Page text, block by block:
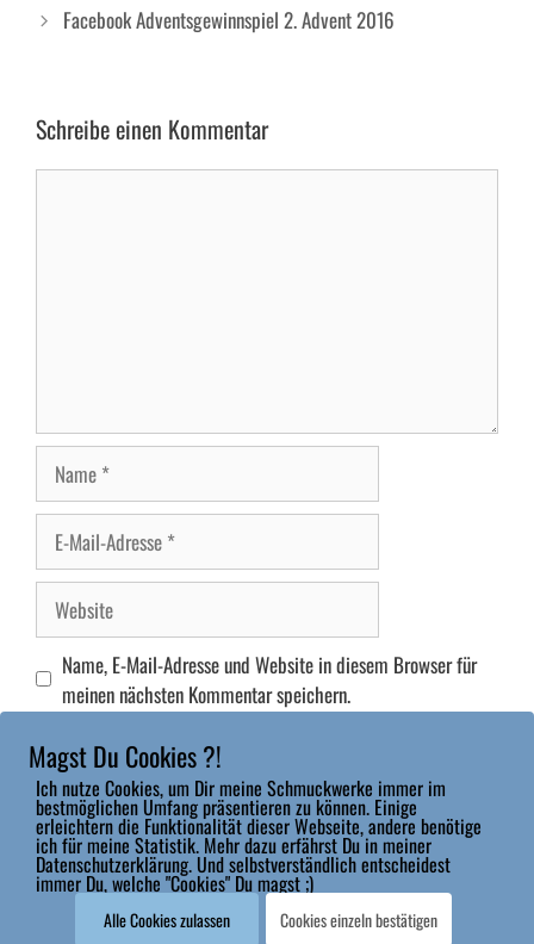
Facebook Adventsgewinnspiel 2. Advent 2016
Schreibe einen Kommentar
Name
Mail-
Adresse
Website
Name, E-Mail-Adresse und Website in diesem Browser für
meinen nächsten Kommentar speichern.
Impressum|Datenschutz|Widerrufsbelehrung & Widerrufsformular
Magst Du Cookies ?!
Ich nutze Cookies, um Dir meine Schmuckwerke immer im
bestmöglichen Umfang präsentieren zu können. Einige
erleichtern die Funktionalität dieser Webseite, andere benötige
ich für meine Statistik. Mehr dazu erfährst Du in meiner
Datenschutzerklärung. Und selbstverständlich entscheidest
immer Du, welche "Cookies" Du magst ;)
Alle Cookies zulassen Cookies einzeln bestätigen